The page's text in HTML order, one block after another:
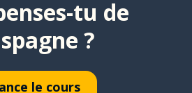
tu de
?
le cours